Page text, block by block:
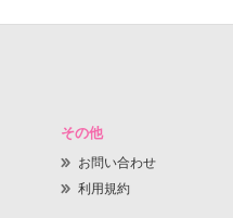
その他
お問い合わせ
利用規約